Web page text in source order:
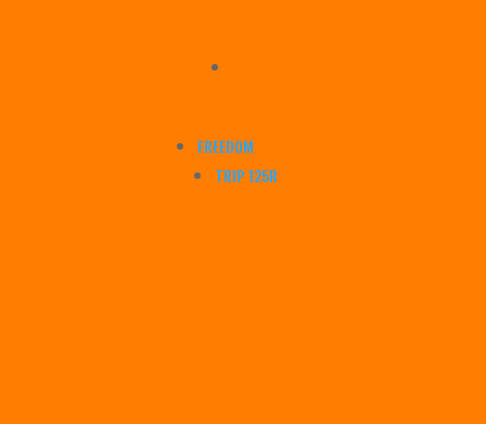
FREEDOM
TRIP 125R